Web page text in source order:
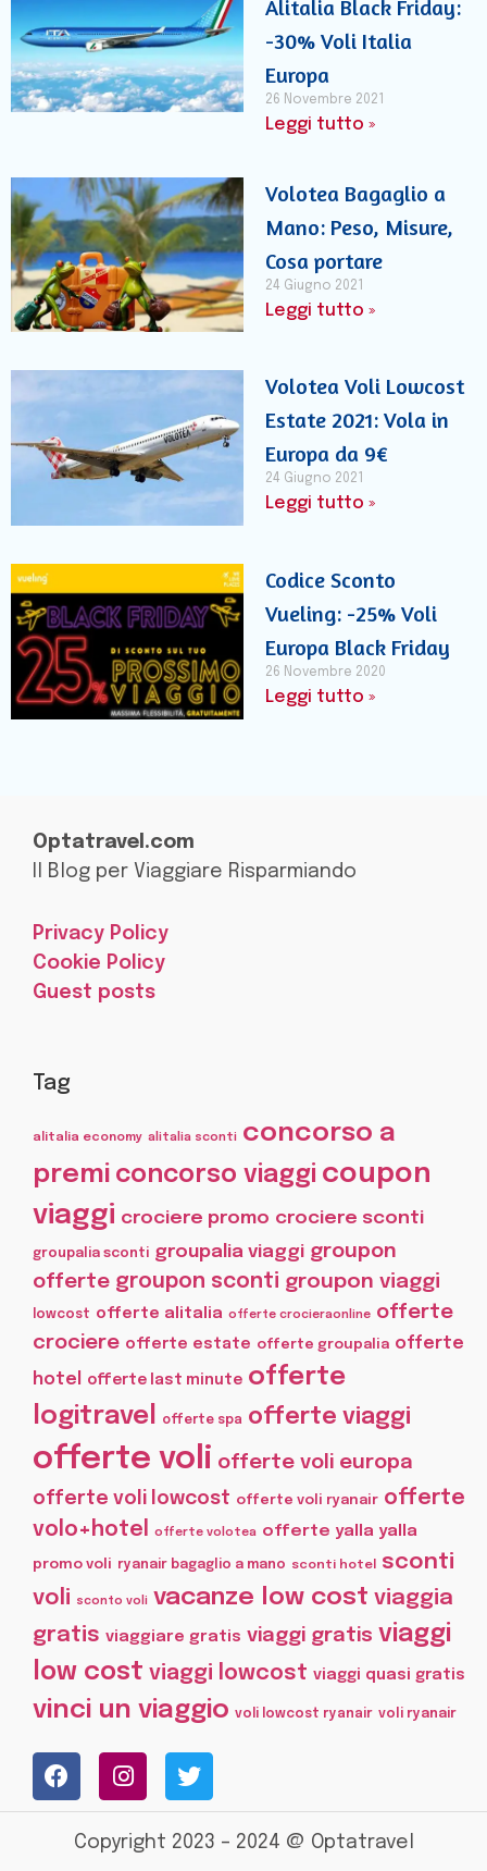
Alitalia Black Friday:
-30% Voli Italia
Europa
26 Novembre 2021
Leggi tutto »
Volotea Bagaglio a
Mano: Peso, Misure,
Cosa portare
24 Giugno 2021
Leggi tutto »
Volotea Voli Lowcost
Estate 2021: Vola in
Europa da 9€
24 Giugno 2021
Leggi tutto »
Codice Sconto
Vueling: -25% Voli
Europa Black Friday
26 Novembre 2020
Leggi tutto »
Optatravel.com
Il Blog per Viaggiare Risparmiando
Privacy Policy
Cookie Policy
Guest posts
Tag
alitalia economy alitalia sconti concorso a
premi concorso viaggi coupon
viaggi crociere promo crociere sconti
groupalia sconti groupalia viaggi groupon
offerte groupon sconti groupon viaggi
lowcost offerte alitalia offerte crocieraonline offerte
crociere offerte estate offerte groupalia offerte
hotel
offerte last minute offerte
logitravel
offerte spa offerte viaggi
offerte voli offerte voli europa
offerte voli lowcost offerte voli ryanair offerte
volo+hotel
offerte volotea offerte yalla yalla
promo voli ryanair bagaglio a mano sconti hotel
sconti
voli
sconto voli vacanze low cost viaggia
gratis viaggiare gratis viaggi gratis viaggi
low cost viaggi lowcost viaggi quasi gratis
vinci un viaggio voli lowcost ryanair voli ryanair
Copyright 2023 – 2024 @ Optatravel